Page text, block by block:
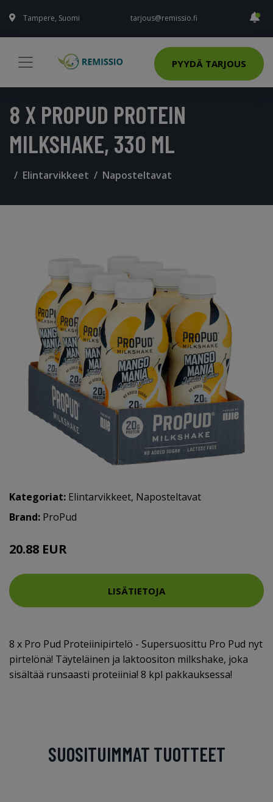
Tampere, Suomi tarjous@remissio.fi
PYYDÄ TARJOUS
8 X PROPUD PROTEIN
MILKSHAKE, 330 ML
Elintarvikkeet Naposteltavat
Kategoriat: Elintarvikkeet, Naposteltavat
Brand: ProPud
20.88 EUR
LISÄTIETOJA
8 x Pro Pud Proteiinipirtelö - Supersuosittu Pro Pud nyt
pirtelönä! Täyteläinen ja laktoositon milkshake, joka
sisältää runsaasti proteiinia! 8 kpl pakkauksessa!
SUOSITUIMMAT TUOTTEET